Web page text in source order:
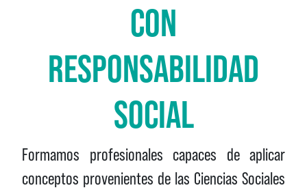
CON
RESPONSABILIDAD
SOCIAL
Formamos profesionales capaces de aplicar
conceptos provenientes de las Ciencias Sociales